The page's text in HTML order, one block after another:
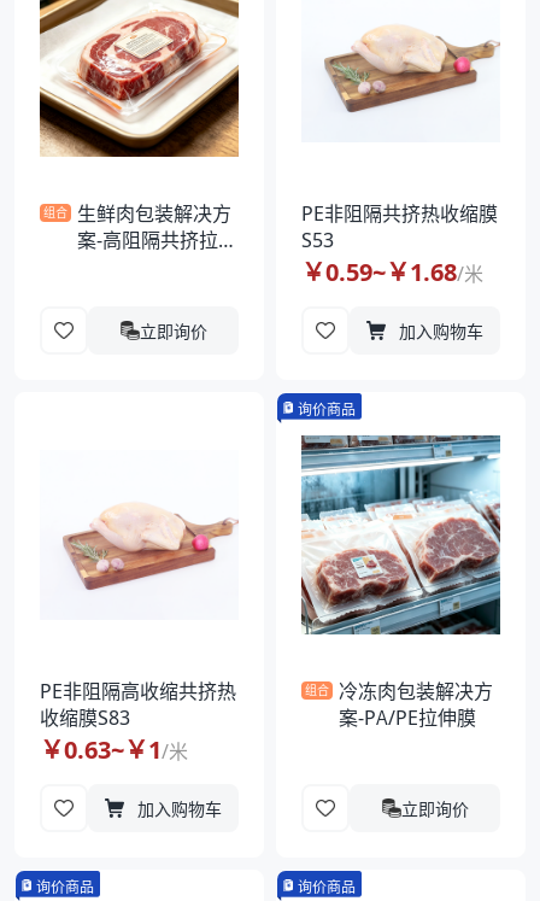
组合 生鲜肉包装解决方
案-高阻隔共挤拉伸
立即询价
PE非阻隔共挤热收缩膜
S53
￥0.59~￥1.68/米
加入购物车
PE非阻隔高收缩共挤热
收缩膜S83
￥0.63~￥1/米
加入购物车
询价商品
组合 冷冻肉包装解决方
案-PA/PE拉伸膜
立即询价
询价商品 询价商品